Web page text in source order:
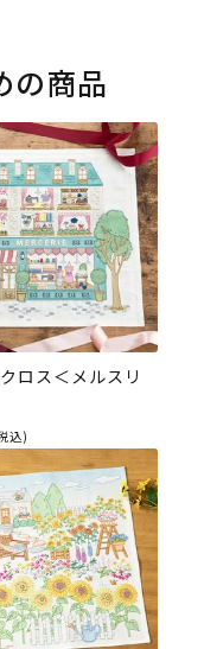
の商品
ロス＜メルスリ
込)